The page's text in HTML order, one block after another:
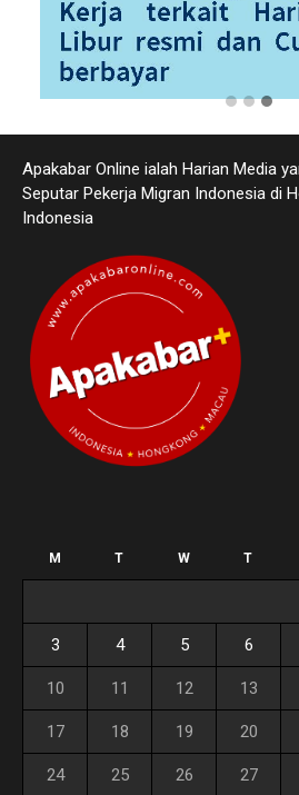
Apakabar Online ialah Harian Media
Seputar Pekerja Migran Indonesia di
Indonesia
M T W T
3 4 5 6
10 11 12 13
17 18 19 20
24 25 26 27